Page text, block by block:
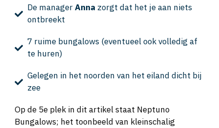
De managerAnna zorgt dat het je aan niets
ontbreekt
7 ruime bungalows (eventueel ook volledig af
te huren)
Gelegen in het noorden van het eiland dicht bij
zee
Op de 5e plek in dit artikel staat Neptuno
Bungalows; het toonbeeld van kleinschalig